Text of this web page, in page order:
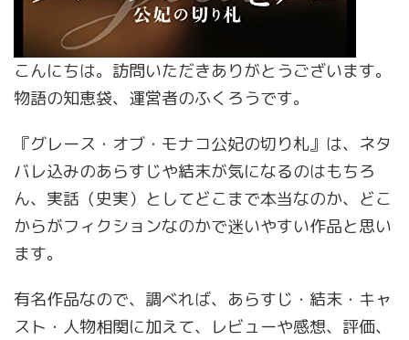
こんにちは。訪問いただきありがとうございます。
物語の知恵袋、運営者のふくろうです。
『グレース・オブ・モナコ公妃の切り札』は、ネタ
バレ込みのあらすじや結末が気になるのはもちろ
ん、実話（史実）としてどこまで本当なのか、どこ
からがフィクションなのかで迷いやすい作品と思い
ます。
有名作品なので、調べれば、あらすじ・結末・キャ
スト・人物相関に加えて、レビューや感想、評価、